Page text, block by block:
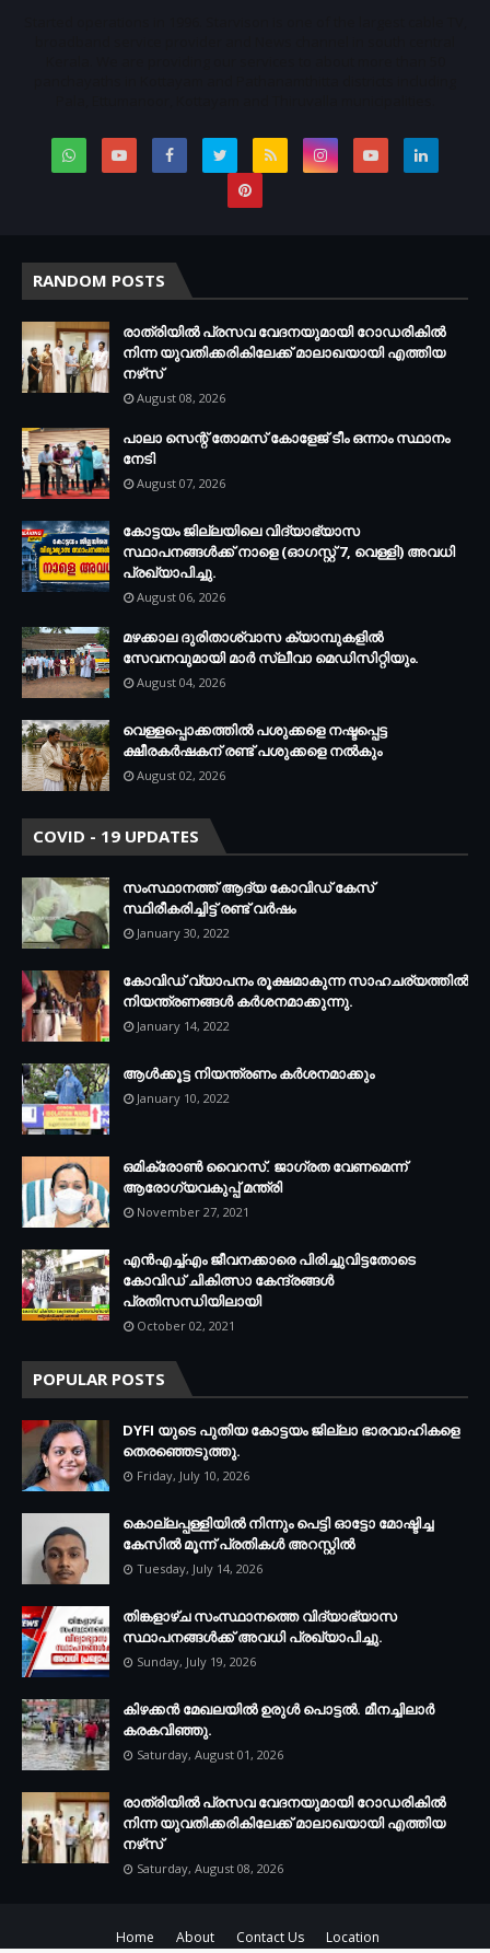
RANDOM POSTS
രാത്രിയില്‍ പ്രസവ വേദനയുമായി റോഡരികില്‍
നിന്ന യുവതിക്കരികിലേക്ക് മാലാഖയായി എത്തിയ
നഴ്‌സ്
August 08, 2026
പാലാ സെന്റ് തോമസ് കോളേജ് ടീം ഒന്നാം സ്ഥാനം
നേടി
August 07, 2026
കോട്ടയം ജില്ലയിലെ വിദ്യാഭ്യാസ
സ്ഥാപനങ്ങള്‍ക്ക് നാളെ (ഓഗസ്റ്റ് 7, വെള്ളി) അവധി
പ്രഖ്യാപിച്ചു.
August 06, 2026
മഴക്കാല ദുരിതാശ്വാസ ക്യാമ്പുകളിൽ
സേവനവുമായി മാർ സ്ലീവാ മെഡിസിറ്റിയും.
August 04, 2026
വെള്ളപ്പൊക്കത്തില്‍ പശുക്കളെ നഷ്ടപ്പെട്ട
ക്ഷീരകര്‍ഷകന് രണ്ട് പശുക്കളെ നല്‍കും
August 02, 2026
COVID - 19 UPDATES
സംസ്ഥാനത്ത് ആദ്യ കോവിഡ് കേസ്
സ്ഥിരീകരിച്ചിട്ട് രണ്ട് വര്‍ഷം
January 30, 2022
കോവിഡ് വ്യാപനം രൂക്ഷമാകുന്ന സാഹചര്യത്തില്‍
നിയന്ത്രണങ്ങള്‍ കര്‍ശനമാക്കുന്നു.
January 14, 2022
ആള്‍ക്കൂട്ട നിയന്ത്രണം കര്‍ശനമാക്കും
January 10, 2022
ഒമിക്രോണ്‍ വൈറസ്. ജാഗ്രത വേണമെന്ന്
ആരോഗ്യവകുപ്പ് മന്ത്രി
November 27, 2021
എന്‍എച്ച്എം ജീവനക്കാരെ പിരിച്ചുവിട്ടതോടെ
കോവിഡ് ചികിത്സാ കേന്ദ്രങ്ങള്‍
പ്രതിസന്ധിയിലായി
October 02, 2021
POPULAR POSTS
DYFI യുടെ പുതിയ കോട്ടയം ജില്ലാ ഭാരവാഹികളെ
തെരഞ്ഞെടുത്തു.
Friday, July 10, 2026
കൊല്ലപ്പള്ളിയില്‍ നിന്നും പെട്ടി ഓട്ടോ മോഷ്ടിച്ച
കേസില്‍ മൂന്ന് പ്രതികള്‍ അറസ്റ്റില്‍
Tuesday, July 14, 2026
തിങ്കളാഴ്ച സംസ്ഥാനത്തെ വിദ്യാഭ്യാസ
സ്ഥാപനങ്ങള്‍ക്ക് അവധി പ്രഖ്യാപിച്ചു.
Sunday, July 19, 2026
കിഴക്കന്‍ മേഖലയില്‍ ഉരുള്‍ പൊട്ടല്‍. മീനച്ചിലാര്‍
കരകവിഞ്ഞു.
Saturday, August 01, 2026
രാത്രിയില്‍ പ്രസവ വേദനയുമായി റോഡരികില്‍
നിന്ന യുവതിക്കരികിലേക്ക് മാലാഖയായി എത്തിയ
നഴ്‌സ്
Saturday, August 08, 2026
Home About Contact Us Location